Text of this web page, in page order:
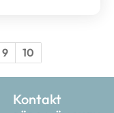
9 10
Kontakt